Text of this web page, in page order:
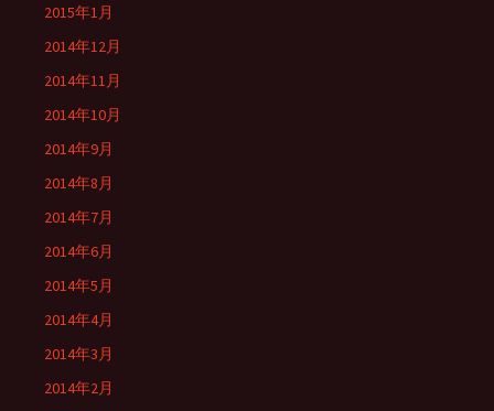
2015年1月
2014年12月
2014年11月
2014年10月
2014年9月
2014年8月
2014年7月
2014年6月
2014年5月
2014年4月
2014年3月
2014年2月